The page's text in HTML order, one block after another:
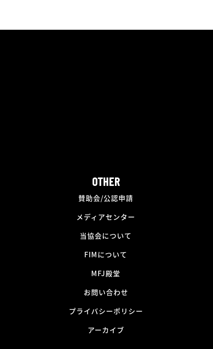
OTHER
賛助会/公認申請
メディアセンター
当協会について
FIMについて
MFJ殿堂
お問い合わせ
プライバシーポリシー
アーカイブ